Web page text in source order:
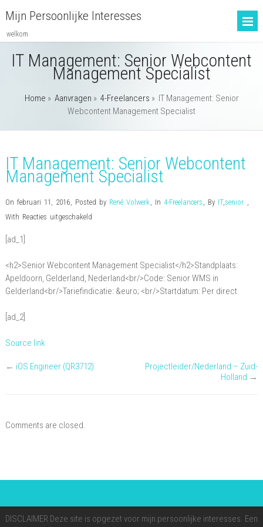
Mijn Persoonlijke Interesses
welkom
IT Management: Senior Webcontent
Management Specialist
Home » Aanvragen » 4-Freelancers » IT Management: Senior
Webcontent Management Specialist
IT Management: Senior Webcontent
Management Specialist
On februari 11, 2016, Posted by René Volwerk, In 4-Freelancers , By IT,senior ,
With Reacties uitgeschakeldvoor
Senior
Webcontent
Management
[ad_1]
<h2>Senior Webcontent Management Specialist</h2>Standplaats:
Apeldoorn, Gelderland, Nederland<br/>Code: Senior WMS in
Gelderland<br/>Tariefindicatie: &euro; <br/>Startdatum: Per direct
[ad_2]
Source link
← iOS Engineer (QR3712)
Projectleider/Nederland – Zuid-
Holland →
Comments are closed.
DISCLAIMER Deze site is opgezet voor mijn persoonlijke interesses. Een